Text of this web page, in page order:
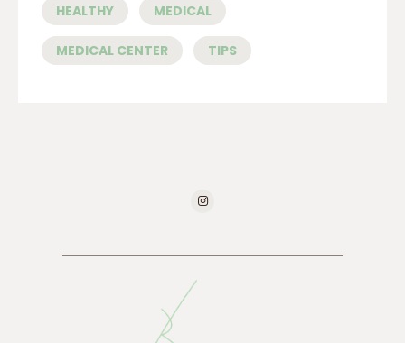
HEALTHY MEDICAL
MEDICAL CENTER TIPS